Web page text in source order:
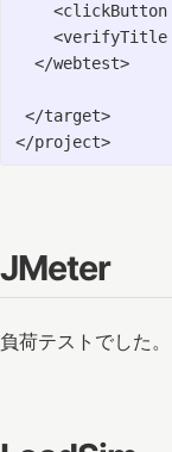
  </webtest>
</target>
JMeter
負荷テストでした。